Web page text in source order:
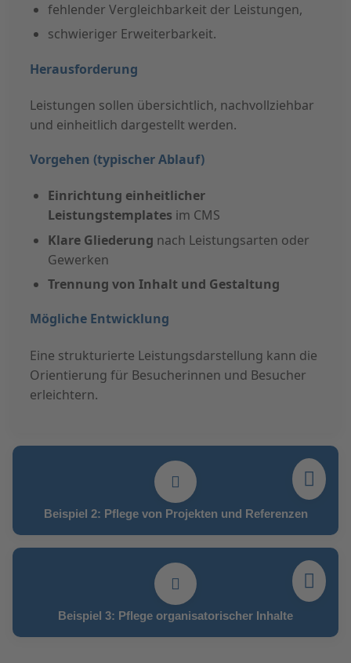
fehlender Vergleichbarkeit der Leistungen,
schwieriger Erweiterbarkeit.
Herausforderung
Leistungen sollen übersichtlich, nachvollziehbar
und einheitlich dargestellt werden.
Vorgehen (typischer Ablauf)
Einrichtung einheitlicher
Leistungstemplates im CMS
Klare Gliederung nach Leistungsarten oder
Gewerken
Trennung von Inhalt und Gestaltung
Mögliche Entwicklung
Eine strukturierte Leistungsdarstellung kann die
Orientierung für Besucherinnen und Besucher
erleichtern.
Beispiel 2: Pflege von Projekten und Referenzen
Beispiel 3: Pflege organisatorischer Inhalte